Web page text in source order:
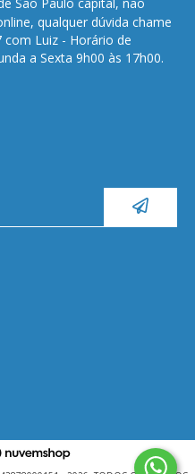
qualquer dúvida chame
com Luiz - Horário de
a Sexta 9h00 às 17h00.